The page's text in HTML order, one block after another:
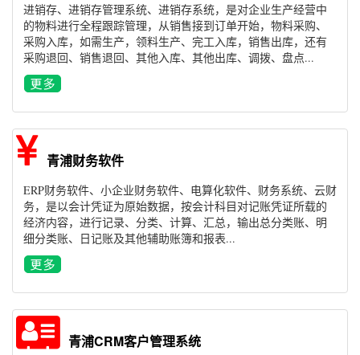
进销存、进销存管理系统、进销存系统，是对企业生产经营中
的物料进行全程跟踪管理，从销售接到订单开始，物料采购、
采购入库，如需生产，领料生产、完工入库，销售出库，还有
采购退回、销售退回、其他入库、其他出库、调拨、盘点...
青浦财务软件
ERP财务软件、小企业财务软件、电算化软件、财务系统、云财
务，是以会计凭证为原始数据，按会计科目对记账凭证所载的
经济内容，进行记录、分类、计算、汇总，输出总分类账、明
细分类账、日记账及其他辅助账簿和报表...
青浦CRM客户管理系统